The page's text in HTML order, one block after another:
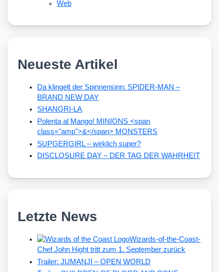
Web
Neueste Artikel
Da klingelt der Spinnensinn: SPIDER-MAN –
BRAND NEW DAY
SHANGRI-LA
Polenta al Mango! MINIONS <span
class="amp">&</span> MONSTERS
SUPGERGIRL – wirklich super?
DISCLOSURE DAY – DER TAG DER WAHRHEIT
Letzte News
Wizards-of-the-Coast-
Chef John Hight tritt zum 1. September zurück
Trailer: JUMANJI – OPEN WORLD